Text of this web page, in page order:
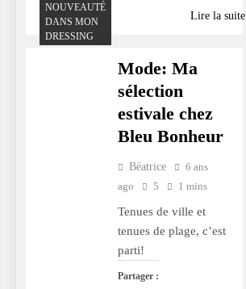
Lire la suite
NOUVEAUTÉ
DANS MON
DRESSING
Mode: Ma
sélection
estivale chez
Bleu Bonheur
Béatrice
6 ans
ago
5 1 mins
Tenues de ville et
tenues de plage, c’est
parti!
Partager :